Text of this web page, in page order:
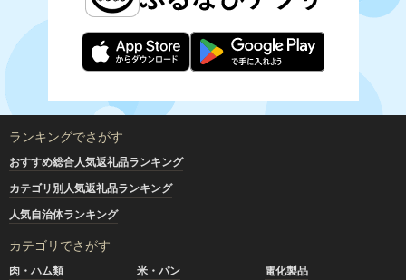
ランキングでさがす
おすすめ総合人気返礼品ランキング
カテゴリ別人気返礼品ランキング
人気自治体ランキング
カテゴリでさがす
肉・ハム類 米・パン
電化製品